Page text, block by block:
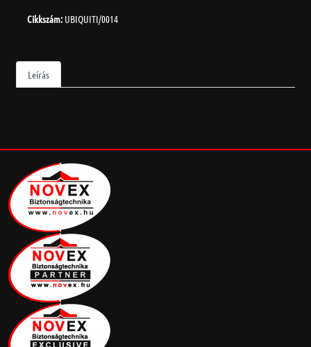
Cikkszám: UBIQUITI/0014
Leírás